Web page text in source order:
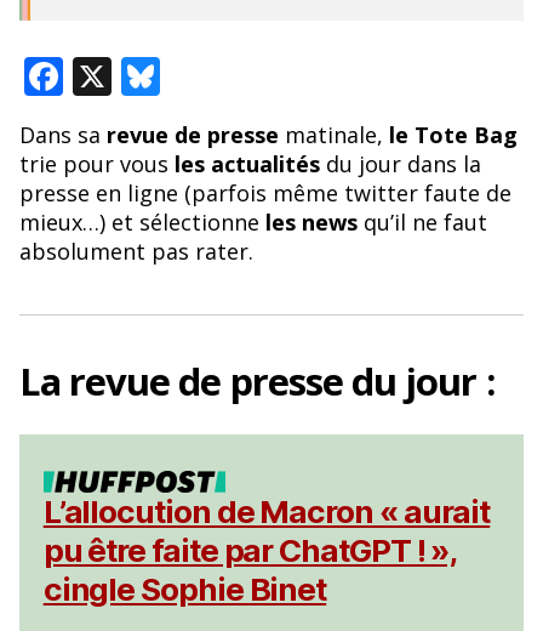
F
e
b
o
o
k
X Bl
u
e
sk
y
Dans sa revue de presse matinale, le Tote Bag
trie pour vous les actualitésdu jour dans la
presse en ligne (parfois même twitter faute de
mieux…) et sélectionne les newsqu’il ne faut
absolument pas rater.
La revue de pressedu jour :
L’allocution de Macron « aurait
pu être faite par ChatGPT ! »,
cingle Sophie Binet